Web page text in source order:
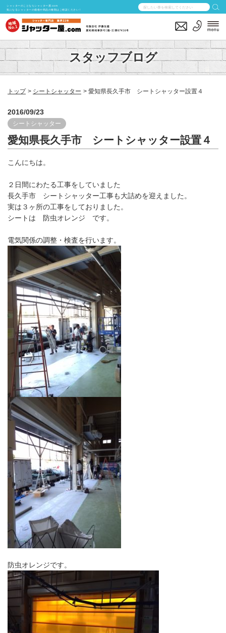
シャッターのことならシャッター屋.com
気になるシャッターの価格や商品の種類はご相談ください！
スタッフブログ
トップ シートシャッター 愛知県長久手市 シートシャッター設置４
2016/09/23
シートシャッター
愛知県長久手市 シートシャッター設置４
こんにちは。
２日間にわたる工事をしていました
長久手市 シートシャッター工事も大詰めを迎えました。
実は３ヶ所の工事をしておりました。
シートは 防虫オレンジ です。
電気関係の調整・検査を行います。
防虫オレンジです。